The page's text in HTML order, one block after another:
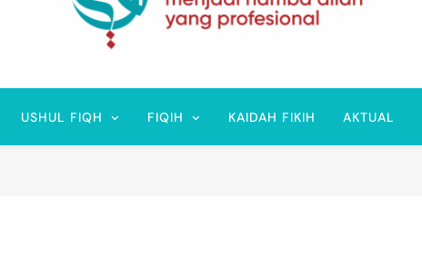
Tafaqquh.ID
USHUL FIQH FIQIH KAIDAH FIKIH AKTUAL